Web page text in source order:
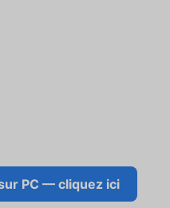
PC — cliquez ici